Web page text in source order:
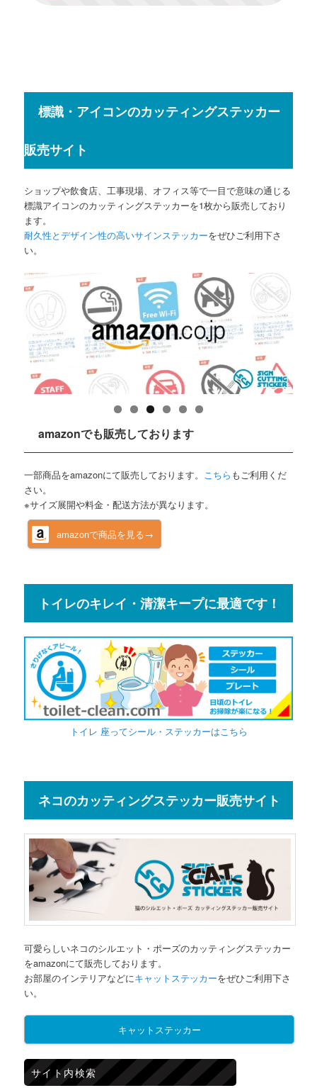
標識・アイコンのカッティングステッカー
販売サイト
ショップや飲食店、工事現場、オフィス等で一目で意味の通じる
標識アイコンのカッティングステッカーを1枚から販売しており
ます。
耐久性とデザイン性の高いサインステッカーをぜひご利用下さ
い。
amazonでも販売しております
一部商品をamazonにて販売しております。 こちら もご利用くだ
さい。
※サイズ展開や料金・配送方法が異なります。
amazonで商品を見る→
トイレのキレイ・清潔キープに最適です！
トイレ 座ってシール・ステッカーはこちら
ネコのカッティングステッカー販売サイト
可愛らしいネコのシルエット・ポーズのカッティングステッカー
をamazonにて販売しております。
お部屋のインテリアなどにキャットステッカーをぜひご利用下さ
い。
キャットステッカー
サイト内検索